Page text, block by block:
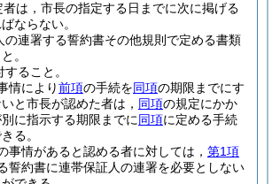
者は，市長の指定する日までに次に掲げる
ならない。
の連署する誓約書その他規則で定める書類
。
ること。
情により前項の手続を同項の期限までにす
と市長が認めた者は， 同項の規定にかか
に指示する期限までに同項に定める手続
る。
事情があると認める者に対しては， 第1項
誓約書に連帯保証人の連署を必要としない